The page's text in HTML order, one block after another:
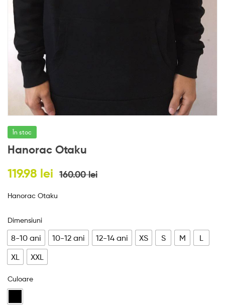
În stoc
Hanorac Otaku
160.00lei
119.98 lei
Hanorac Otaku
Dimensiuni
8-10 ani 10-12 ani 12-14 ani XS S M
L
XL
XXL
Culoare